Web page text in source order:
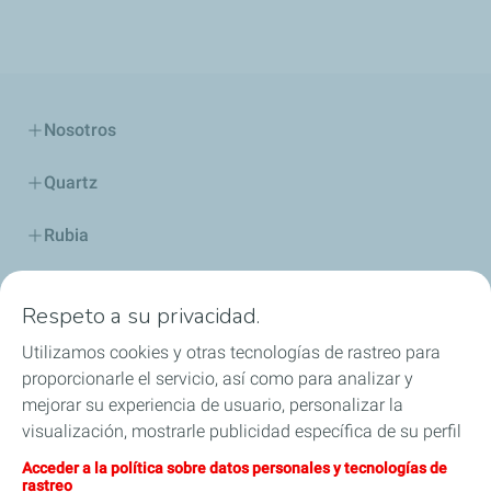
Nosotros
Quartz
Rubia
Lubricantes y especialidades
Distribuidores
Respeto a su privacidad.
Utilizamos cookies y otras tecnologías de rastreo para
proporcionarle el servicio, así como para analizar y
mejorar su experiencia de usuario, personalizar la
visualización, mostrarle publicidad específica de su perfil
en este sitio y en nuestros sitios asociados, y permitirle
compartir nuestro contenido en las redes sociales. Puede
Acceder a la política sobre datos personales y tecnologías de
rastreo